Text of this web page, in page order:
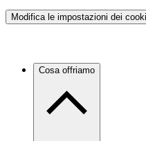
Modifica le impostazioni dei
Cosa offriamo